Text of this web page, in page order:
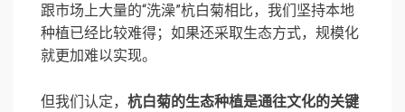
跟市场上大量的“洗澡”杭白菊相比，我们坚持本地
种植已经比较难得；如果还采取生态方式，规模化
就更加难以实现。
但我们认定， 杭白菊的生态种植是通往文化的关键